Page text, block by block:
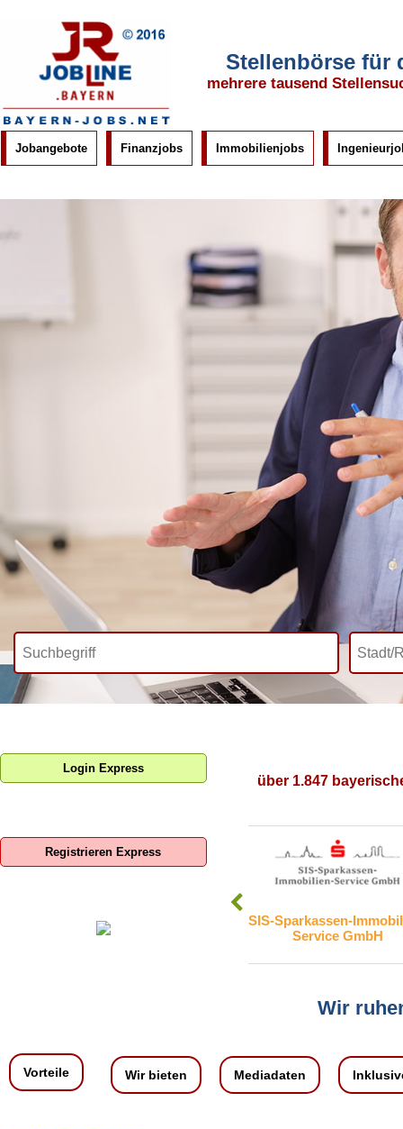
Stellenbörse für
mehrere tausend
Jobangebote Finanzjobs Immobilienjobs
über 1.847
SIS-Sparkassen-Immobilien-
adKOMM
Wir
Login Express
Registrieren Express
Vorteile Wir bieten Mediadaten